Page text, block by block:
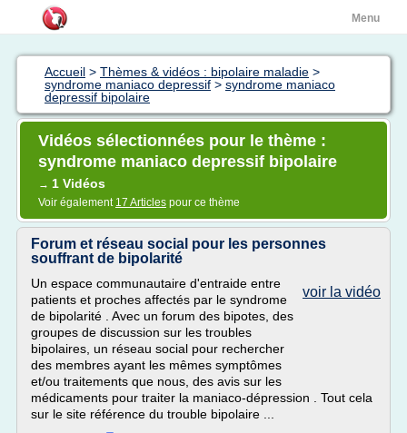
Menu
Accueil > Thèmes & vidéos : bipolaire maladie >
syndrome maniaco depressif > syndrome maniaco
depressif bipolaire
Vidéos sélectionnées pour le thème :
syndrome maniaco depressif bipolaire
→ 1 Vidéos
Voir également 17 Articles pour ce thème
Forum et réseau social pour les personnes
souffrant de bipolarité
voir la vidéo
Un espace communautaire d'entraide entre
patients et proches affectés par le syndrome
de bipolarité . Avec un forum des bipotes, des
groupes de discussion sur les troubles
bipolaires, un réseau social pour rechercher
des membres ayant les mêmes symptômes
et/ou traitements que nous, des avis sur les
médicaments pour traiter la maniaco-dépression . Tout cela
sur le site référence du trouble bipolaire ...